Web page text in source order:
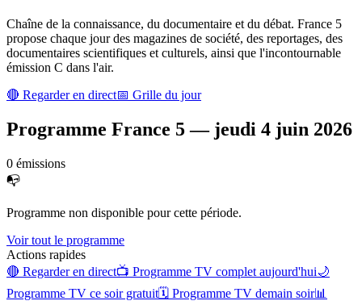
Chaîne de la connaissance, du documentaire et du débat. France 5
propose chaque jour des magazines de société, des reportages, des
documentaires scientifiques et culturels, ainsi que l'incontournable
émission C dans l'air.
🔴 Regarder en direct📅 Grille du jour
Programme France 5— jeudi 4 juin 2026
0 émissions
📭
Programme non disponible pour cette période.
Voir tout le programme
Actions rapides
🔴 Regarder en direct📺 Programme TV complet aujourd'hui🌙
Programme TV ce soir gratuit🗓 Programme TV demain soir📊